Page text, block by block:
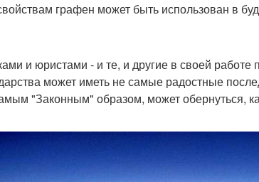
графен может быть использован в
и юристами - и те, и другие в своей работе
может иметь не самые радостные
"Законным" образом, может обернуться,